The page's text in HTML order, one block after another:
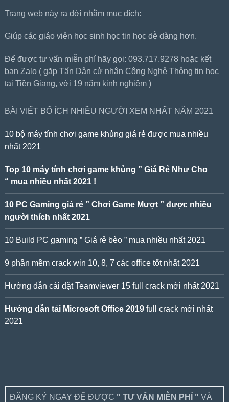
Trang web này ra đời nhằm mục đích:
Giúp các giáo viên học sinh học tin học dễ dàng hơn.
Để được tư vấn miễn phí hãy gọi: 093.717.9278 hoặc kết
bạn Zalo ( gặp Tấn Dân cử nhân Công Nghệ Thông tin học
tại Tiền Giang, với 19 năm kinh nghiệm )
BÀI VIẾT BỔ ÍCH NHIỀU NGƯỜI XEM NHẤT NĂM 2021
10 bộ máy tính chơi game khủng giá rẻ được mua nhiều
nhất 2021
Top 10 máy tính chơi game khủng ” Giá Rẻ Như Cho
“ mua nhiều nhất 2021 !
10 PC Gaming giá rẻ ” Chơi Game Mượt ” được nhiều
người thích nhất 2021
10 Build PC gaming ” Giá rẻ bèo ” mua nhiều nhất 2021
9 phần mềm crack win 10, 8, 7 các office tốt nhất 2021
Hướng dẫn cài đặt Teamviewer 15 full crack mới nhất 2021
Hướng dẫn tải Microsoft Office 2019full crack mới nhất
2021
ĐĂNG KÝ NGAY ĐỂ ĐƯỢC " TƯ VẤN MIỄN PHÍ " VÀ